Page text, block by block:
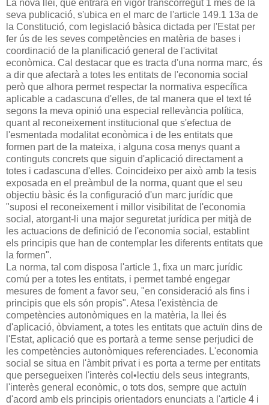
La nova llei, que entrarà en vigor transcorregut 1 mes de la
seva publicació, s'ubica en el marc de l'article 149.1 13a de
la Constitució, com legislació bàsica dictada per l'Estat per
fer ús de les seves competències en matèria de bases i
coordinació de la planificació general de l'activitat
econòmica. Cal destacar que es tracta d'una norma marc, és
a dir que afectarà a totes les entitats de l'economia social
però que alhora permet respectar la normativa específica
aplicable a cadascuna d'elles, de tal manera que el text té
segons la meva opinió una especial rellevància política,
quant al reconeixement institucional que s'efectua de
l'esmentada modalitat econòmica i de les entitats que
formen part de la mateixa, i alguna cosa menys quant a
continguts concrets que siguin d'aplicació directament a
totes i cadascuna d'elles. Coincideixo per això amb la tesis
exposada en el preàmbul de la norma, quant que el seu
objectiu bàsic és la configuració d'un marc jurídic que
"suposi el reconeixement i millor visibilitat de l'economia
social, atorgant-li una major seguretat jurídica per mitjà de
les actuacions de definició de l'economia social, establint
els principis que han de contemplar les diferents entitats que
la formen".
La norma, tal com disposa l'article 1, fixa un marc jurídic
comú per a totes les entitats, i permet també engegar
mesures de foment a favor seu, "en consideració als fins i
principis que els són propis". Atesa l'existència de
competències autonòmiques en la matèria, la llei és
d'aplicació, òbviament, a totes les entitats que actuïn dins de
l'Estat, aplicació que es portarà a terme sense perjudici de
les competències autonòmiques referenciades. L'economia
social se situa en l'àmbit privat i es porta a terme per entitats
que persegueixen l'interès col•lectiu dels seus integrants,
l'interès general econòmic, o tots dos, sempre que actuïn
d'acord amb els principis orientadors enunciats a l'article 4 i